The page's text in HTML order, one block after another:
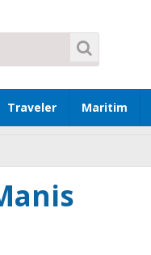
Traveler Maritim